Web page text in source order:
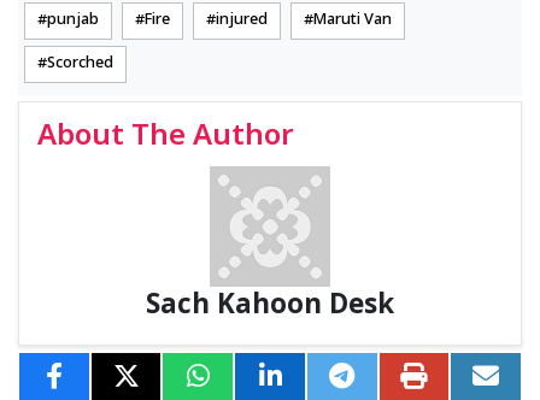
punjab Fire injured Maruti Van
Scorched
About The Author
Sach Kahoon Desk